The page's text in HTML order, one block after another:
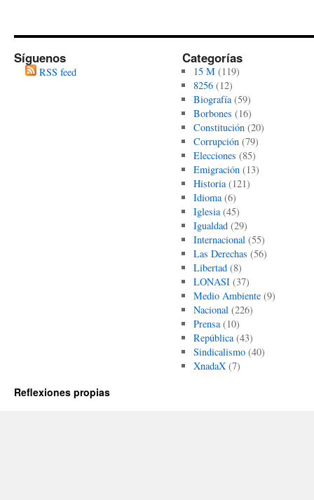
Síguenos
RSS feed
Categorías
15 M(119)
8256(12)
Biografía(59)
Borbones (16)
Constitución(20)
Corrupción(79)
Elecciones (85)
Emigración(13)
Historia(121)
Idioma(6)
Iglesia(45)
Igualdad(29)
Internacional(55)
Las Derechas (56)
Libertad(8)
LONASI(37)
Medio Ambiente(9)
Nacional(226)
Prensa(10)
República(43)
Sindicalismo(40)
XnadaX(7)
Reflexiones propias